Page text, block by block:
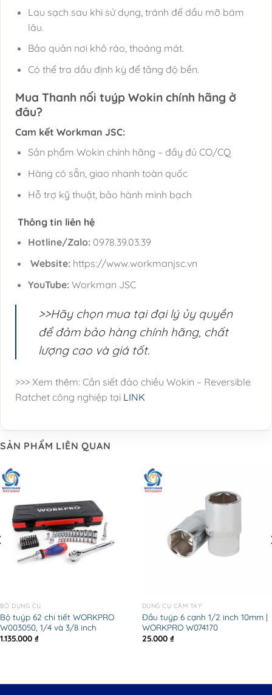
Lau sạch sau khi sử dụng, tránh để dầu mỡ bám
lâu.
Bảo quản nơi khô ráo, thoáng mát.
Có thể tra dầu định kỳ để tăng độ bền.
Mua Thanh nối tuýp Wokin chính hãng ở
đâu?
Cam kết Workman JSC:
Sản phẩm Wokin chính hãng – đầy đủ CO/CQ
Hàng có sẵn, giao nhanh toàn quốc
Hỗ trợ kỹ thuật, bảo hành minh bạch
Thông tin liên hệ
Hotline/Zalo:0978.39.03.39
Website:https://www.workmanjsc.vn
YouTube:Workman JSC
>>Hãy chọn mua tại đại lý ủy quyền
để đảm bảo hàng chính hãng, chất
lượng cao và giá tốt.
>>> Xem thêm: Cần siết đảo chiều Wokin – Reversible
Ratchet công nghiệp tại LINK
SẢN PHẨM LIÊN QUAN
BỘ DỤNG CỤ
Bộ tuýp 62 chi tiết WORKPRO
W003050, 1/4 và 3/8 inch
1.135.000 ₫
DỤNG CỤ CẦM TAY
Đầu tuýp 6 cạnh 1/2 inch 10mm |
WORKPRO W074170
25.000 ₫